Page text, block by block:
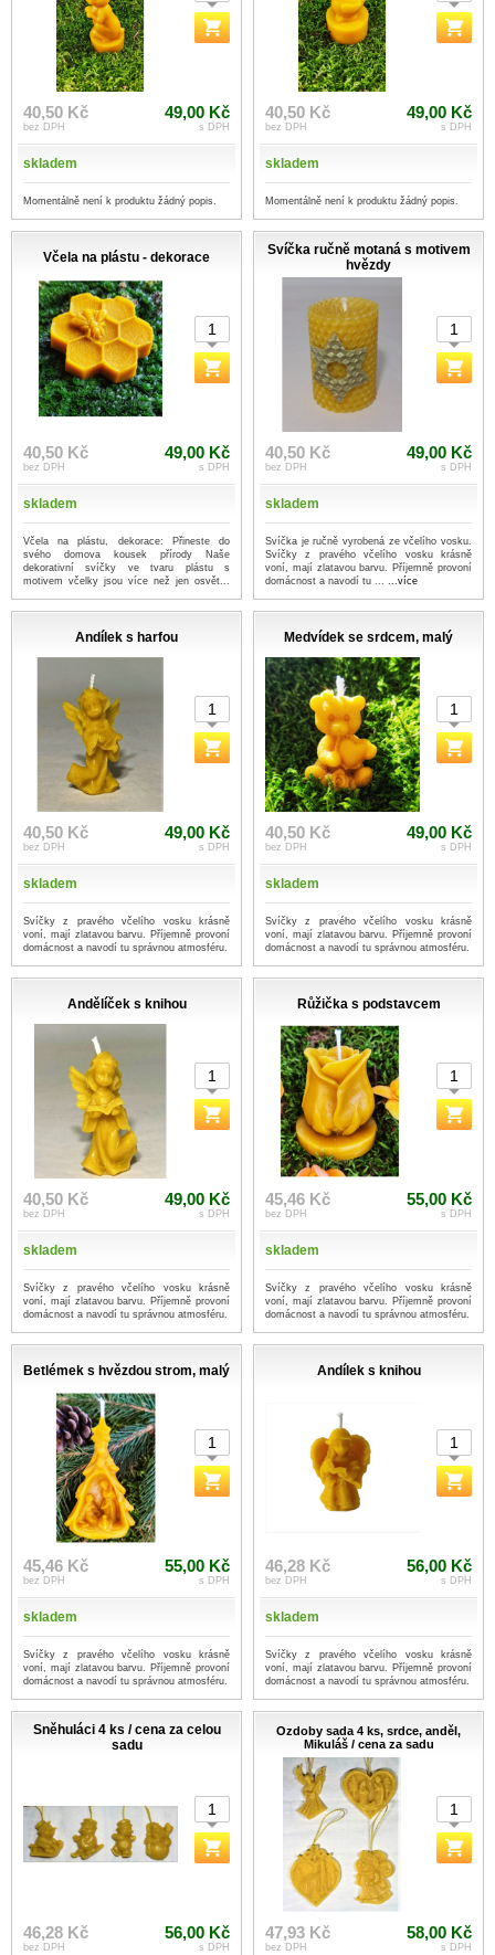
40,50 Kč
bez DPH
49,00 Kč
s DPH
skladem
Momentálně není k produktu žádný popis.
40,50 Kč
bez DPH
49,00 Kč
s DPH
skladem
Momentálně není k produktu žádný popis.
Včela na plástu - dekorace
40,50 Kč
bez DPH
49,00 Kč
s DPH
skladem
Včela na plástu, dekorace: Přineste do
svého domova kousek přírody Naše
dekorativní svíčky ve tvaru plástu s
motivem včelky jsou více než jen osvět...
Svíčka ručně motaná s motivem
hvězdy
40,50 Kč
bez DPH
49,00 Kč
s DPH
skladem
Svíčka je ručně vyrobená ze včelího vosku.
Svíčky z pravého včelího vosku krásně
voní, mají zlatavou barvu. Příjemně provoní
domácnost a navodí tu ... ...více
Andílek s harfou
40,50 Kč
bez DPH
49,00 Kč
s DPH
skladem
Svíčky z pravého včelího vosku krásně
voní, mají zlatavou barvu. Příjemně provoní
domácnost a navodí tu správnou atmosféru.
Medvídek se srdcem, malý
40,50 Kč
bez DPH
49,00 Kč
s DPH
skladem
Svíčky z pravého včelího vosku krásně
voní, mají zlatavou barvu. Příjemně provoní
domácnost a navodí tu správnou atmosféru.
Andělíček s knihou
40,50 Kč
bez DPH
49,00 Kč
s DPH
skladem
Svíčky z pravého včelího vosku krásně
voní, mají zlatavou barvu. Příjemně provoní
domácnost a navodí tu správnou atmosféru.
Růžička s podstavcem
45,46 Kč
bez DPH
55,00 Kč
s DPH
skladem
Svíčky z pravého včelího vosku krásně
voní, mají zlatavou barvu. Příjemně provoní
domácnost a navodí tu správnou atmosféru.
Betlémek s hvězdou strom, malý
45,46 Kč
bez DPH
55,00 Kč
s DPH
skladem
Svíčky z pravého včelího vosku krásně
voní, mají zlatavou barvu. Příjemně provoní
domácnost a navodí tu správnou atmosféru.
Andílek s knihou
46,28 Kč
bez DPH
56,00 Kč
s DPH
skladem
Svíčky z pravého včelího vosku krásně
voní, mají zlatavou barvu. Příjemně provoní
domácnost a navodí tu správnou atmosféru.
Sněhuláci 4 ks / cena za celou
sadu
46,28 Kč
bez DPH
56,00 Kč
s DPH
Ozdoby sada 4 ks, srdce, anděl,
Mikuláš / cena za sadu
47,93 Kč
bez DPH
58,00 Kč
s DPH